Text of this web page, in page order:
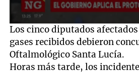
0
seconds
of
7
seconds
Los cinco diputados
gases recibidos debieron
Oftalmológico Santa Lucía.
Horas más tarde, los